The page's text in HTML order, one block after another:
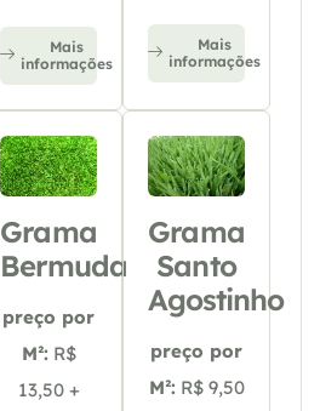
Mais
informações
Mais
informações
Grama
Bermuda
preço por
M²: R$
13,50 +
Grama
Santo
Agostinho
preço por
M²: R$ 9,50